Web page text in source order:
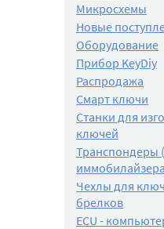
Микросхемы
Новые
Оборудование
Прибор KeyDiy
Распродажа
Смарт ключи
Станки для
ключей
Транспондеры
Чехлы для
брелков
ECU -